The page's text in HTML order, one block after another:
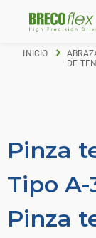
INICIO
DE
Pinza
Tipo A-
Pinza